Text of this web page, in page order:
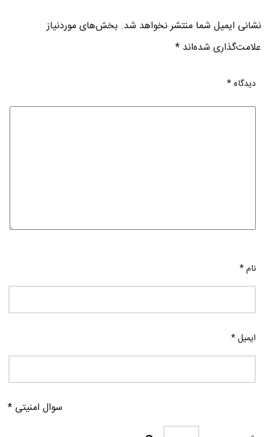
نشانی ایمیل شما منتشر نخواهد شد. بخش‌های موردنیاز
علامت‌گذاری شده‌اند*
دیدگاه*
نام*
ایمیل*
سوال امنیتی *